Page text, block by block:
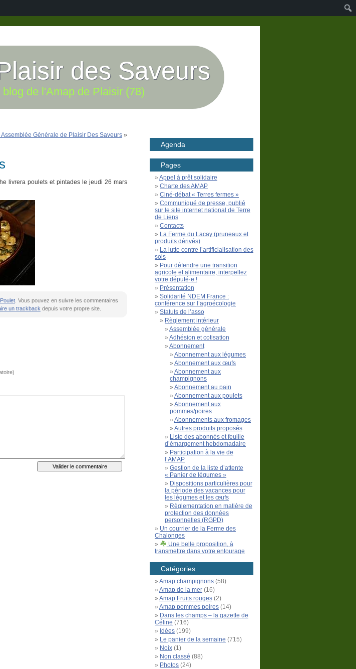
des Saveurs
blog de l'Amap de Plaisir (78)
Assemblée Générale de Plaisir Des Saveurs »
livrera poulets et pintades le jeudi 26 mars
Poulet . Vous pouvez en suivre les commentaires
un trackback depuis votre propre site.
Agenda
Pages
Appel à prêt solidaire
Charte des AMAP
Ciné-débat « Terres fermes »
Communiqué de presse, publié
sur le site internet national de Terre
de Liens
Contacts
La Ferme du Lacay (pruneaux et
produits dérivés)
La lutte contre l’artificialisation des
sols
Pour défendre une transition
agricole et alimentaire, interpellez
votre député·e !
Présentation
Solidarité NDEM France :
conférence sur l’agroécologie
Statuts de l’asso
Règlement intérieur
Assemblée générale
Adhésion et cotisation
Abonnement
Abonnement aux légumes
Abonnement aux œufs
Abonnement aux
champignons
Abonnement au pain
Abonnement aux poulets
Abonnement aux
pommes/poires
Abonnements aux fromages
Autres produits proposés
Liste des abonnés et feuille
d’émargement hebdomadaire
Participation à la vie de
l’AMAP
Gestion de la liste d’attente
« Panier de légumes »
Dispositions particulières pour
la période des vacances pour
les légumes et les œufs
Règlementation en matière de
protection des données
personnelles (RGPD)
Un courrier de la Ferme des
Chalonges
Une belle proposition, à
transmettre dans votre entourage
Catégories
Amap champignons (58)
Amap de la mer (16)
Amap Fruits rouges (2)
Amap pommes poires (14)
Dans les champs – la gazette de
Céline (716)
Idées (199)
Le panier de la semaine (715)
Noix (1)
Non classé (88)
Photos (24)